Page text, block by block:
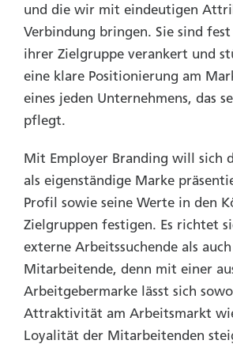
und die wir mit eindeutigen
Verbindung bringen. Sie sind
ihrer Zielgruppe verankert und
eine klare Positionierung am
eines jeden Unternehmens, das
pflegt.
Mit Employer Branding will sich
als eigenständige Marke
Profil sowie seine Werte in den
Zielgruppen festigen. Es richtet
externe Arbeitssuchende als
Mitarbeitende, denn mit einer
Arbeitgebermarke lässt sich
Attraktivität am Arbeitsmarkt
Loyalität der Mitarbeitenden